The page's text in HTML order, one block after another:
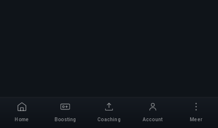
Home Boosting Coaching Account Meer